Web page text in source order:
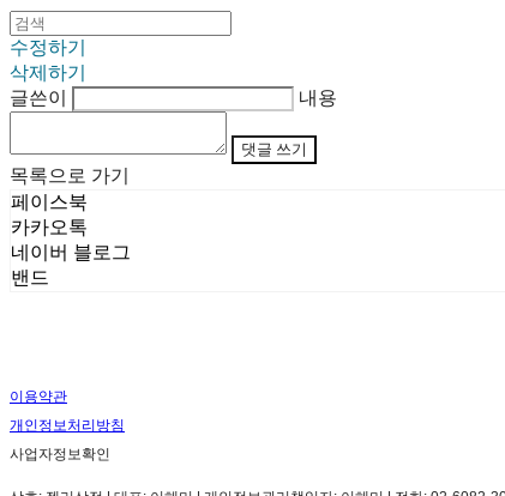
수정하기
삭제하기
글쓴이
내용
댓글 쓰기
목록으로 가기
페이스북
카카오톡
네이버 블로그
밴드
이용약관
개인정보처리방침
사업자정보확인